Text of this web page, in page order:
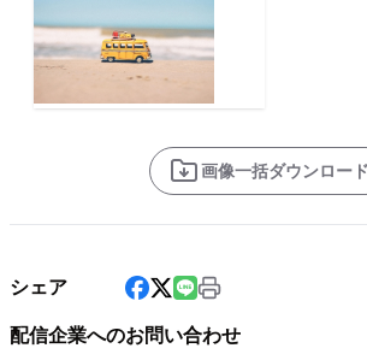
画像一括ダウンロード
シェア
配信企業へのお問い合わせ